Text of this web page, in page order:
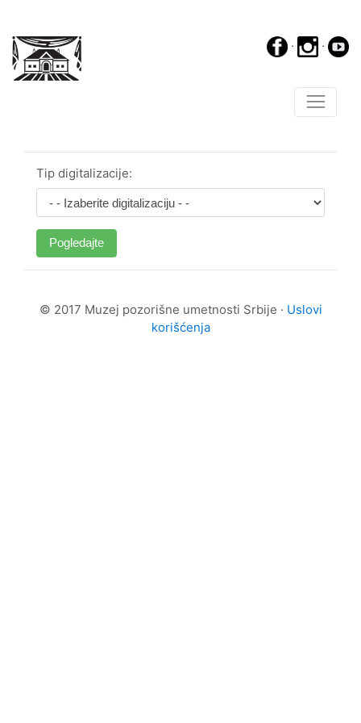
· ·
Tip digitalizacije:
Pogledajte
© 2017 Muzej pozorišne umetnosti Srbije · Uslovi
korišćenja